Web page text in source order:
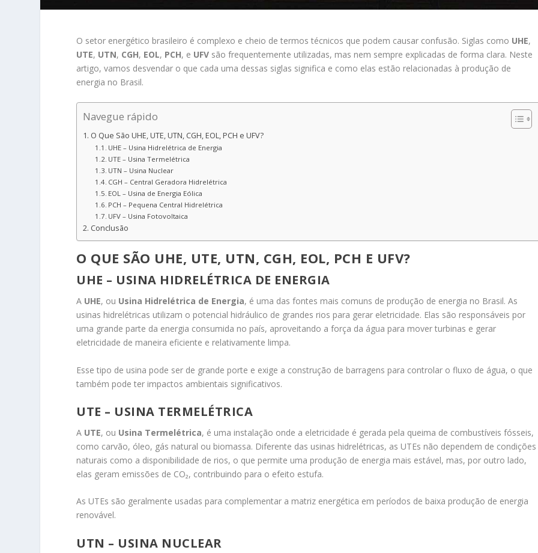
O setor energético brasileiro é complexo e cheio de termos técnicos que podem causar confusão. Siglas como UHE,
UTE, UTN, CGH, EOL, PCH, e UFV são frequentemente utilizadas, mas nem sempre explicadas de forma clara. Neste
artigo, vamos desvendar o que cada uma dessas siglas significa e como elas estão relacionadas à produção de
energia no Brasil.
Navegue rápido
O Que São UHE, UTE, UTN, CGH, EOL, PCH e UFV?
UHE – Usina Hidrelétrica de Energia
UTE – Usina Termelétrica
UTN – Usina Nuclear
CGH – Central Geradora Hidrelétrica
EOL – Usina de Energia Eólica
PCH – Pequena Central Hidrelétrica
UFV – Usina Fotovoltaica
Conclusão
O QUE SÃO UHE, UTE, UTN, CGH, EOL, PCH E UFV?
UHE – USINA HIDRELÉTRICA DE ENERGIA
A UHE, ou Usina Hidrelétrica de Energia, é uma das fontes mais comuns de produção de energia no Brasil. As
usinas hidrelétricas utilizam o potencial hidráulico de grandes rios para gerar eletricidade. Elas são responsáveis por
uma grande parte da energia consumida no país, aproveitando a força da água para mover turbinas e gerar
eletricidade de maneira eficiente e relativamente limpa.
Esse tipo de usina pode ser de grande porte e exige a construção de barragens para controlar o fluxo de água, o que
também pode ter impactos ambientais significativos.
UTE – USINA TERMELÉTRICA
A UTE, ou Usina Termelétrica, é uma instalação onde a eletricidade é gerada pela queima de combustíveis fósseis,
como carvão, óleo, gás natural ou biomassa. Diferente das usinas hidrelétricas, as UTEs não dependem de condições
naturais como a disponibilidade de rios, o que permite uma produção de energia mais estável, mas, por outro lado,
elas geram emissões de CO₂, contribuindo para o efeito estufa.
As UTEs são geralmente usadas para complementar a matriz energética em períodos de baixa produção de energia
renovável.
UTN – USINA NUCLEAR